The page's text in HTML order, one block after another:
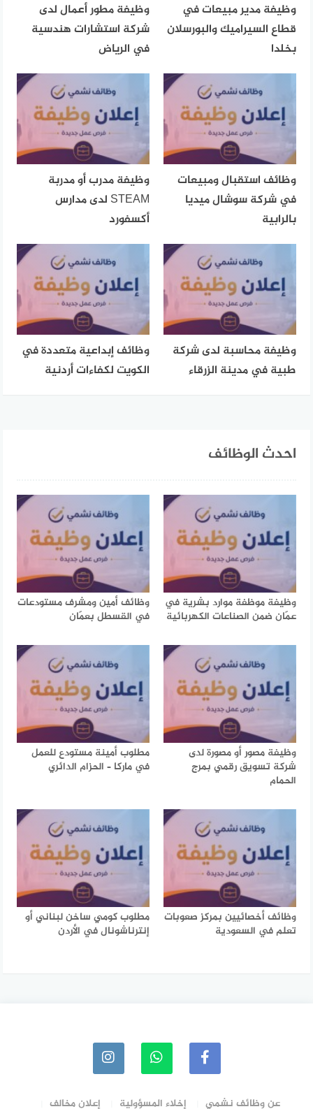
وظيفة مدير مبيعات في
قطاع السيراميك والبورسلان
بخلدا
وظيفة مطور أعمال لدى
شركة استشارات هندسية
في الرياض
وظائف استقبال ومبيعات
في شركة سوشال ميديا
بالرابية
وظيفة مدرب أو مدربة
STEAM لدى مدارس
أكسفورد
وظيفة محاسبة لدى شركة
طبية في مدينة الزرقاء
وظائف إبداعية متعددة في
الكويت لكفاءات أردنية
احدث الوظائف
وظيفة موظفة موارد بشرية في
عمّان ضمن الصناعات الكهربائية
وظائف أمين ومشرف مستودعات
في القسطل بعمّان
وظيفة مصور أو مصورة لدى
شركة تسويق رقمي بمرج
الحمام
مطلوب أمينة مستودع للعمل
في ماركا – الحزام الدائري
وظائف أخصائيين بمركز صعوبات
تعلم في السعودية
مطلوب كومي ساخن لبناني أو
إنترناشونال في الأردن
عن وظائف نشمي إخلاء المسؤولية إعلان مخالف